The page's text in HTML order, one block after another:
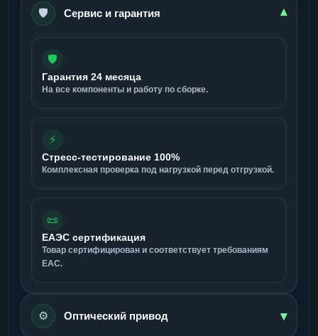
🛡️ Сервис и гарантия ▾
🛡️
Гарантия 24 месяца
На все компоненты и работу по сборке.
⚡
Стресс-тестирование 100%
Комплексная проверка под нагрузкой перед отгрузкой.
📜
ЕАЭС сертификация
Товар сертифицирован и соответствует требованиям
ЕАС.
⚙️ Оптический привод ▾